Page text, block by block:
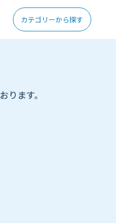
カテゴリーから探す
ます。